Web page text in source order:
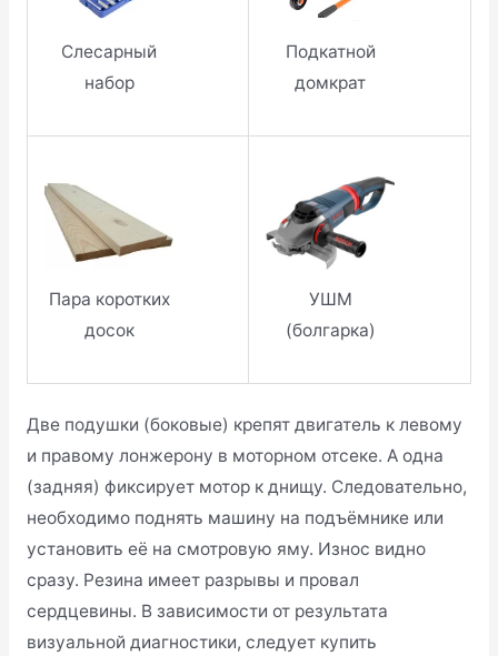
Слесарный
набор
Подкатной
домкрат
Пара коротких
досок
УШМ
(болгарка)
Две подушки (боковые) крепят двигатель к левому
и правому лонжерону в моторном отсеке. А одна
(задняя) фиксирует мотор к днищу. Следовательно,
необходимо поднять машину на подъёмнике или
установить её на смотровую яму. Износ видно
сразу. Резина имеет разрывы и провал
сердцевины. В зависимости от результата
визуальной диагностики, следует купить